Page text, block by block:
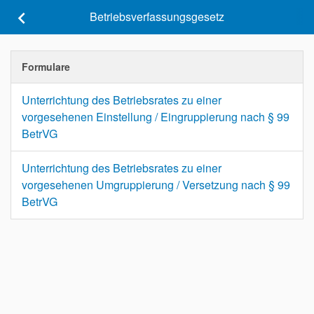
keyboard_arrow_left Betriebsverfassungsgesetz
Formulare
Unterrichtung des Betriebsrates zu einer
vorgesehenen Einstellung / Eingruppierung nach § 99
BetrVG
Unterrichtung des Betriebsrates zu einer
vorgesehenen Umgruppierung / Versetzung nach § 99
BetrVG